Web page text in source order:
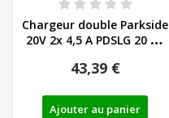
Chargeur double Parkside
20V 2x 4,5 A PDSLG 20 B1
43,39 €
Ajouter au panier